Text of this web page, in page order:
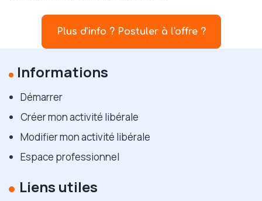
Plus d'info ? Postuler à l'offre ?
Informations
Démarrer
Créer mon activité libérale
Modifier mon activité libérale
Espace professionnel
Liens utiles